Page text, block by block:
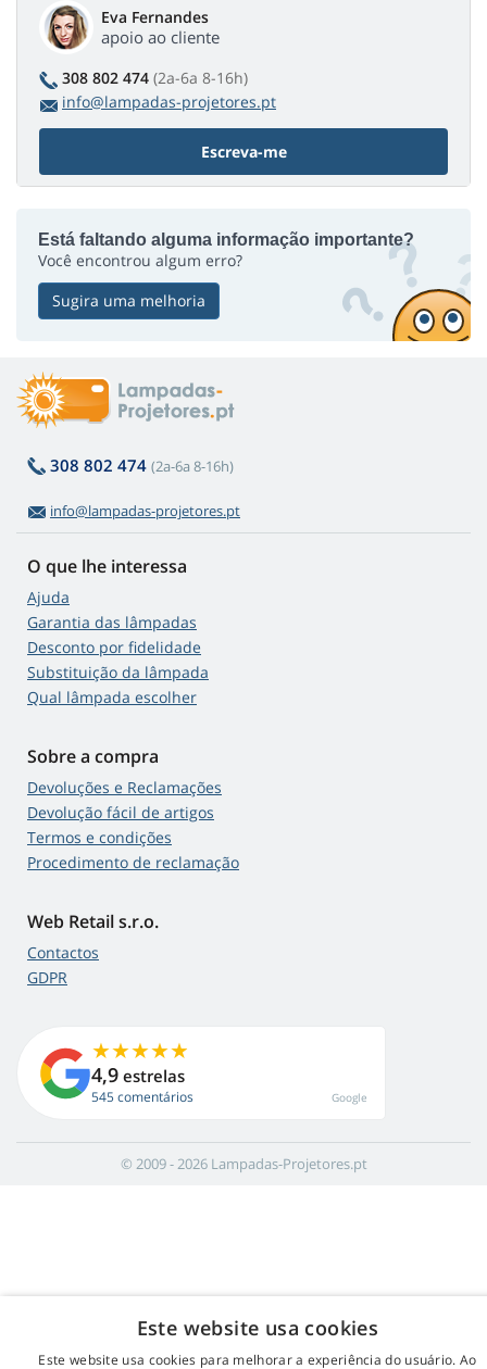
Eva Fernandes
apoio ao cliente
308 802 474 (2a-6a 8-16h)
info@lampadas-projetores.pt
Escreva-me
Está faltando alguma informação importante?
Você encontrou algum erro?
Sugira uma melhoria
308 802 474 (2a-6a 8-16h)
info@lampadas-projetores.pt
O que lhe interessa
Ajuda
Garantia das lâmpadas
Desconto por fidelidade
Substituição da lâmpada
Qual lâmpada escolher
Sobre a compra
Devoluções e Reclamações
Devolução fácil de artigos
Termos e condições
Procedimento de reclamação
Web Retail s.r.o.
Contactos
GDPR
4,9 estrelas
545 comentários Google
© 2009 - 2026 Lampadas-Projetores.pt
Este website usa cookies
Este website usa cookies para melhorar a experiência do usuário. Ao